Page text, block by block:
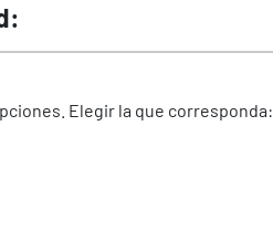
Elegir la que corresponda: